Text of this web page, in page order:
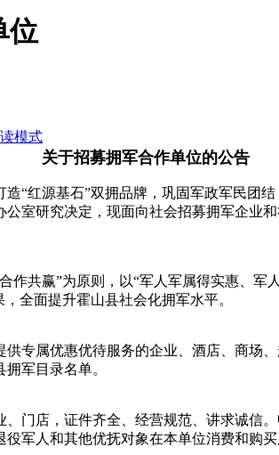
位
模式
关于招募拥军合作单位的公告
“红源基石”双拥品牌，巩固军政军民团
室研究决定，现面向社会招募拥军企业
共赢”为原则，以“军人军属得实惠、
全面提升霍山县社会化拥军水平。
专属优惠优待服务的企业、酒店、商场
军目录名单。
门店，证件齐全、经营规范、讲求诚信
军人和其他优抚对象在本单位消费和购